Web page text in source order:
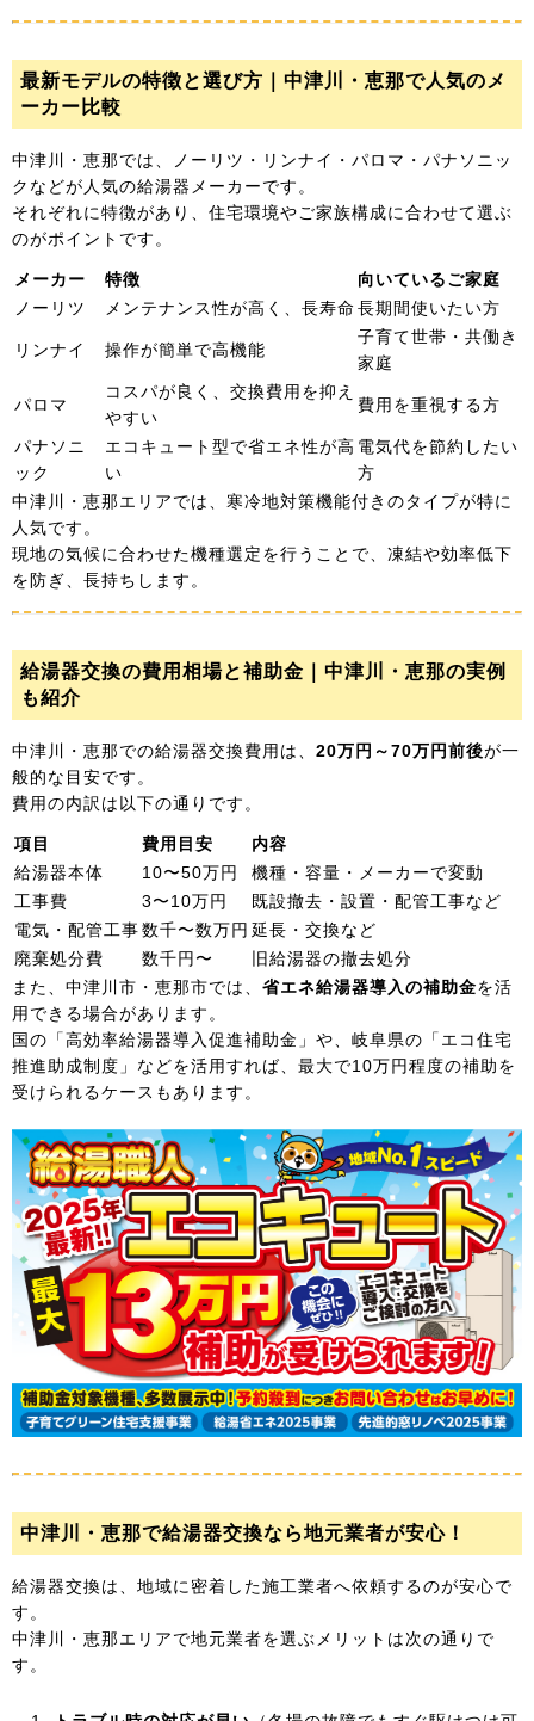
最新モデルの特徴と選び方｜中津川・恵那で人気のメ
ーカー比較
中津川・恵那では、ノーリツ・リンナイ・パロマ・パナソニッ
クなどが人気の給湯器メーカーです。
それぞれに特徴があり、住宅環境やご家族構成に合わせて選ぶ
のがポイントです。
メーカー 特徴
向いているご家庭
ノーリツ
メンテナンス性が高く、長寿命長期間使いたい方
リンナイ 操作が簡単で高機能
子育て世帯・共働き
家庭
パロマ
コスパが良く、交換費用を抑え
やすい
費用を重視する方
パナソニ
ック
エコキュート型で省エネ性が高
い
電気代を節約したい
方
中津川・恵那エリアでは、寒冷地対策機能付きのタイプが特に
人気です。
現地の気候に合わせた機種選定を行うことで、凍結や効率低下
を防ぎ、長持ちします。
給湯器交換の費用相場と補助金｜中津川・恵那の実例
も紹介
中津川・恵那での給湯器交換費用は、 20万円～70万円前後が一
般的な目安です。
費用の内訳は以下の通りです。
項目 費用目安
内容
給湯器本体
10〜50万円
機種・容量・メーカーで変動
工事費
3〜10万円
既設撤去・設置・配管工事など
電気・配管工事数千〜数万円 延長・交換など
廃棄処分費
数千円〜
旧給湯器の撤去処分
また、中津川市・恵那市では、 省エネ給湯器導入の補助金を活
用できる場合があります。
国の「高効率給湯器導入促進補助金」や、岐阜県の「エコ住宅
推進助成制度」などを活用すれば、最大で10万円程度の補助を
受けられるケースもあります。
中津川・恵那で給湯器交換なら地元業者が安心！
給湯器交換は、地域に密着した施工業者へ依頼するのが安心で
す。
中津川・恵那エリアで地元業者を選ぶメリットは次の通りで
す。